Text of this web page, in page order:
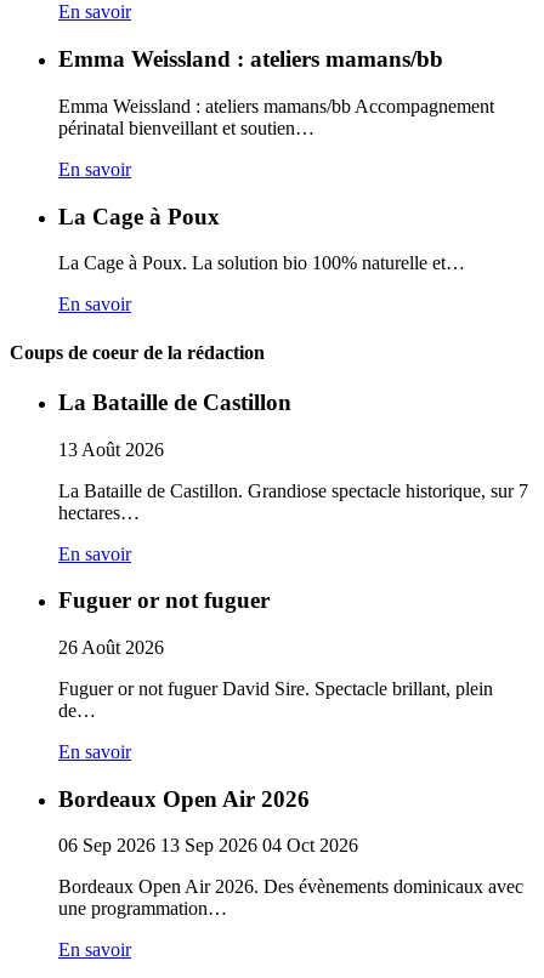
En savoir
Emma Weissland : ateliers mamans/bb
Emma Weissland : ateliers mamans/bb Accompagnement
périnatal bienveillant et soutien…
En savoir
La Cage à Poux
La Cage à Poux. La solution bio 100% naturelle et…
En savoir
Coups de coeur de la rédaction
La Bataille de Castillon
13 Août 2026
La Bataille de Castillon. Grandiose spectacle historique, sur 7
hectares…
En savoir
Fuguer or not fuguer
26 Août 2026
Fuguer or not fuguer David Sire. Spectacle brillant, plein
de…
En savoir
Bordeaux Open Air 2026
06 Sep 2026 13 Sep 2026 04 Oct 2026
Bordeaux Open Air 2026. Des évènements dominicaux avec
une programmation…
En savoir